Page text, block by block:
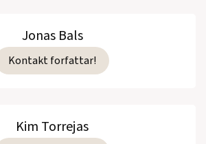
Jonas Bals
Kontakt forfattar!
Kim Torrejas